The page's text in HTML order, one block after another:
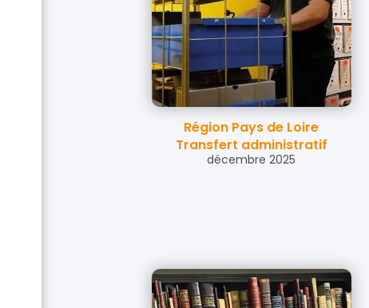
Région Pays de Loire
Transfert administratif
décembre 2025